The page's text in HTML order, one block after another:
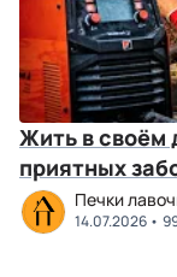
Жить в своём
приятных
Печки
14.07.2026